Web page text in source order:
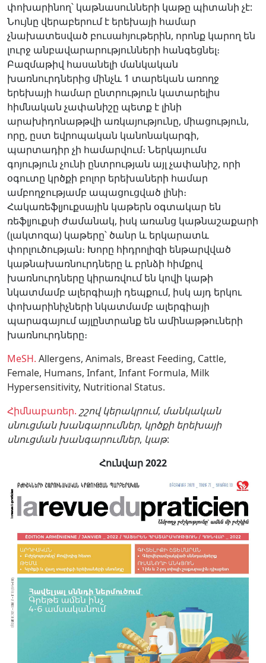
փոխարինող՝ կաթնասունների կաթը պիտանի չէ:
Նույնը վերաբերում է երեխայի համար
չնախատեսված բուսահյութերին, որոնք կարող են
լուրջ անբավարարությունների հանգեցնել։
Բազմաթիվ հասանելի մանկական
խառնուրդներից մինչև 1 տարեկան առողջ
երեխայի համար ընտրություն կատարելիս
հիմնական չափանիշը պետք է լինի
արախիդոնաթթվի առկայությունը, միացություն,
որը, ըստ եվրոպական կանոնակարգի,
պարտադիր չի համարվում։ Ներկայումս
գոյություն չունի ընտրության այլ չափանիշ, որի
օգուտը կրծքի բոլոր երեխաների համար
ամբողջությամբ ապացուցված լինի։
Հակառեֆլյուքսային կաթերն օգտակար են
ռեֆլյուքսի ժամանակ, իսկ առանց կաթնաշաքարի
(լակտոզա) կաթերը՝ ծանր և երկարատև
փորլուծության։ Խորը հիդրոլիզի ենթարվված
կաթնախառնուրդները և բրնձի հիմքով
խառնուրդները կիրառվում են կովի կաթի
նկատմամբ ալերգիայի դեպքում, իսկ այդ երկու
փոխարինիչների նկատմամբ ալերգիայի
պարագայում այլընտրանք են ամինաթթուների
խառնուրդները։
MeSH. Allergens, Animals, Breast Feeding, Cattle,
Female, Humans, Infant, Infant Formula, Milk
Hypersensitivity, Nutritional Status.
Հիմնաբառեր. շշով կերակրում, մանկական
սնուցման խանգարումներ, կրծքի երեխայի
սնուցման խանգարումներ, կաթ:
Հունվար 2022